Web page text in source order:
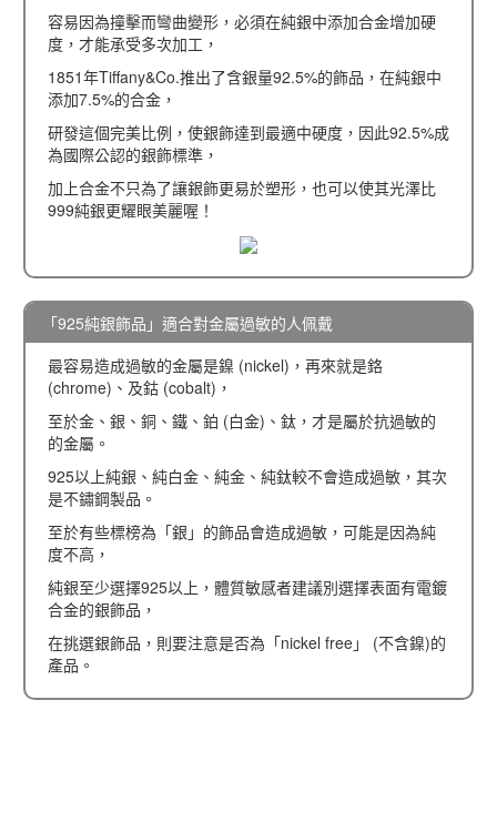
容易因為撞擊而彎曲變形，必須在純銀中添加合金增加硬
度，才能承受多次加工，
1851年Tiffany&Co.推出了含銀量92.5%的飾品，在純銀中
添加7.5%的合金，
研發這個完美比例，使銀飾達到最適中硬度，因此92.5%成
為國際公認的銀飾標準，
加上合金不只為了讓銀飾更易於塑形，也可以使其光澤比
999純銀更耀眼美麗喔！
「925純銀飾品」適合對金屬過敏的人佩戴
最容易造成過敏的金屬是鎳 (nickel)，再來就是鉻
(chrome)、及鈷 (cobalt)，
至於金、銀、銅、鐵、鉑 (白金)、鈦，才是屬於抗過敏的
的金屬。
925以上純銀、純白金、純金、純鈦較不會造成過敏，其次
是不鏽鋼製品。
至於有些標榜為「銀」的飾品會造成過敏，可能是因為純
度不高，
純銀至少選擇925以上，體質敏感者建議別選擇表面有電鍍
合金的銀飾品，
在挑選銀飾品，則要注意是否為「nickel free」 (不含鎳)的
產品。